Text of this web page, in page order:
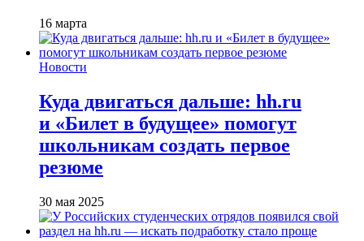
16 марта
Новости
Куда двигаться дальше: hh.ru
и «Билет в будущее» помогут
школьникам создать первое
резюме
30 мая 2025